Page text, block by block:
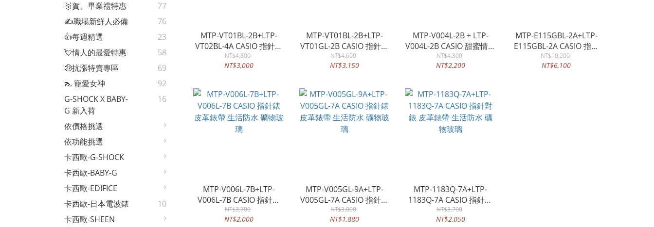
🥇賀。畢業禮特惠
77
✍️職場新鮮人必備
76
👍每週精選
23
💘情人的最愛特惠
58
🤑抗漲特賣專區
69
👠 寵愛女神
92
G-SHOCK X BABY-
G 新入荷
16
依價格挑選
依功能挑選
卡西歐-G-SHOCK
卡西歐-BABY-G
卡西歐-EDIFICE
卡西歐-日本電波錶
10
卡西歐-SHEEN
MTP-VT01BL-2B+LTP-
VT02BL-4A CASIO 指針對
錶 皮革錶帶 生活防水
LTP-VT02BL
NT$4,800
NT$3,000
MTP-VT01BL-2B+LTP-
VT01GL-2B CASIO 指針對
錶 皮革錶帶 生活防水
MTP-VT01BL
NT$4,600
NT$3,150
MTP-V004L-2B + LTP-
V004L-2B CASIO 甜蜜情侶
指針石英錶 皮革錶帶 日常
生活防水 日期顯示
NT$4,800
NT$2,200
MTP-E115GBL-2A+LTP-
E115GBL-2A CASIO 指針
錶 皮革錶帶 生活防水 礦
物玻璃 日期星期顯示
NT$10,200
NT$6,100
MTP-V006L-7B+LTP-
V006L-7B CASIO 指針錶
皮革錶帶 生活防水 礦物玻
璃
NT$3,700
NT$2,000
MTP-V005GL-9A+LTP-
V005GL-7A CASIO 指針錶
皮革錶帶 生活防水 礦物玻
璃
NT$3,000
NT$1,880
MTP-1183Q-7A+LTP-
1183Q-7A CASIO 指針對
錶 皮革錶帶 生活防水 礦
物玻璃
NT$3,700
NT$2,050